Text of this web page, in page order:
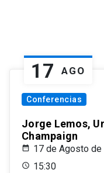
17 AGO
Conferencias
Jorge Lemos,
Champaign
17 de Agosto de
15:30